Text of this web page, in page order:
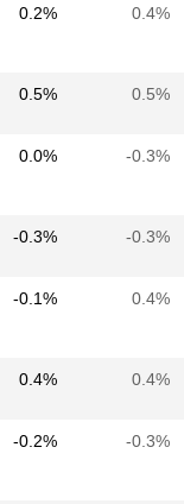
0.2% 0.4%
0.5% 0.5%
0.0% -0.3%
-0.3% -0.3%
-0.1% 0.4%
0.4% 0.4%
-0.2% -0.3%